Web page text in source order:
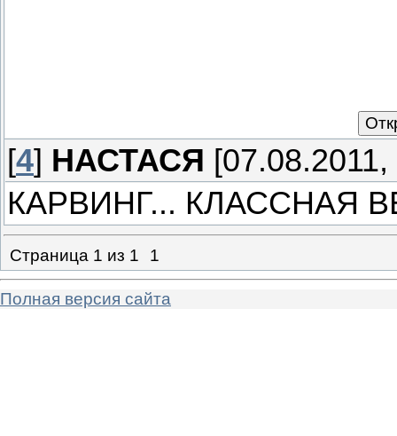
[4] НАСТАСЯ
КАРВИНГ... КЛАССНАЯ
Страница 1 из 1 1
Полная версия сайта